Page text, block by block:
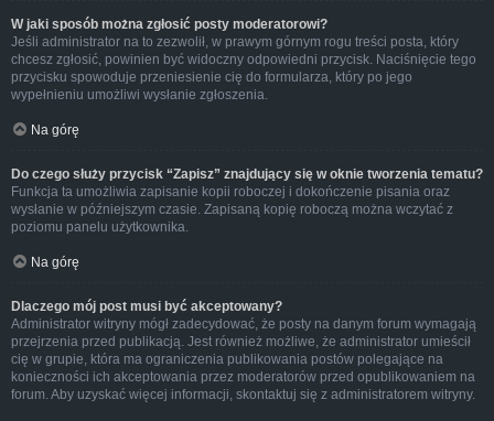
W jaki sposób można zgłosić posty moderatorowi?
Jeśli administrator na to zezwolił, w prawym górnym rogu treści posta, który
chcesz zgłosić, powinien być widoczny odpowiedni przycisk. Naciśnięcie tego
przycisku spowoduje przeniesienie cię do formularza, który po jego
wypełnieniu umożliwi wysłanie zgłoszenia.
Na górę
Do czego służy przycisk “Zapisz” znajdujący się w oknie tworzenia tematu?
Funkcja ta umożliwia zapisanie kopii roboczej i dokończenie pisania oraz
wysłanie w późniejszym czasie. Zapisaną kopię roboczą można wczytać z
poziomu panelu użytkownika.
Na górę
Dlaczego mój post musi być akceptowany?
Administrator witryny mógł zadecydować, że posty na danym forum wymagają
przejrzenia przed publikacją. Jest również możliwe, że administrator umieścił
cię w grupie, która ma ograniczenia publikowania postów polegające na
konieczności ich akceptowania przez moderatorów przed opublikowaniem na
forum. Aby uzyskać więcej informacji, skontaktuj się z administratorem witryny.